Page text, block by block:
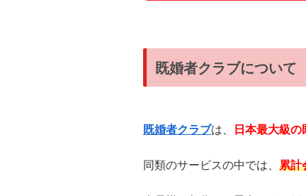
既婚者クラブについて
既婚者クラブは、 日本最大級
同類のサービスの中では、 累計